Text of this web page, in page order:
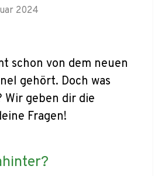
2024
schon von dem neuen
gehört. Doch was
geben dir die
Fragen!